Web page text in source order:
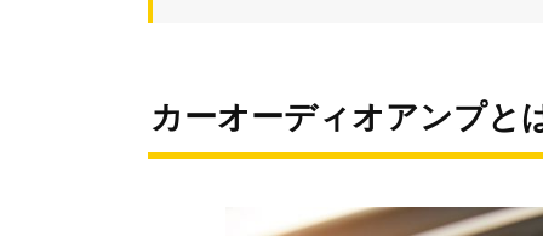
カーオーディオアンプと